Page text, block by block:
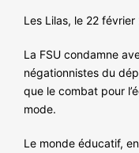
Les Lilas, le 22 février
La FSU condamne
négationnistes du
que le combat pour
mode.
Le monde éducatif,